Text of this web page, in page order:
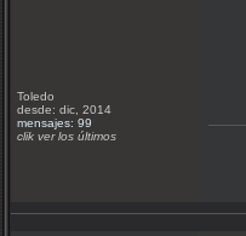
Toledo
desde: dic, 2014
mensajes: 99
clik ver los últimos